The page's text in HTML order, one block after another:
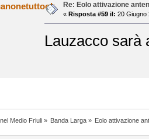
Re: Eolo attivazione
« Risposta #59 il: 20 Giugno
Lauzacco sarà
Medio Friuli» Banda Larga» Eolo attivazione